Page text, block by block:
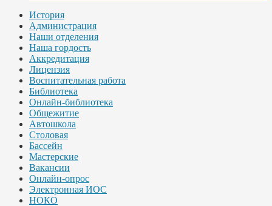
История
Администрация
Наши отделения
Наша гордость
Аккредитация
Лицензия
Воспитательная работа
Библиотека
Онлайн-библиотека
Общежитие
Автошкола
Столовая
Бассейн
Мастерские
Вакансии
Онлайн-опрос
Электронная ИОС
НОКО